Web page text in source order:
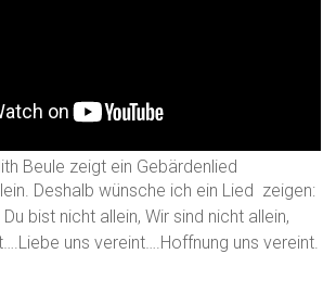
Beule zeigt ein Gebärdenlied
Deshalb wünsche ich ein Lied zeigen:
bist nicht allein, Wir sind nicht allein,
uns vereint….Hoffnung uns vereint.